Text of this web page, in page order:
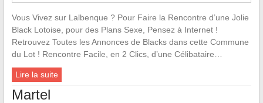
Vous Vivez sur Lalbenque ? Pour Faire la Rencontre d’une Jolie
Black Lotoise, pour des Plans Sexe, Pensez à Internet !
Retrouvez Toutes les Annonces de Blacks dans cette Commune
du Lot ! Rencontre Facile, en 2 Clics, d’une Célibataire…
Lire la suite
Martel